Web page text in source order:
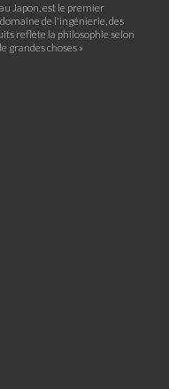
Japon, est le premier
de l'ingénierie, des
reflète la philosophie selon
grandes choses »